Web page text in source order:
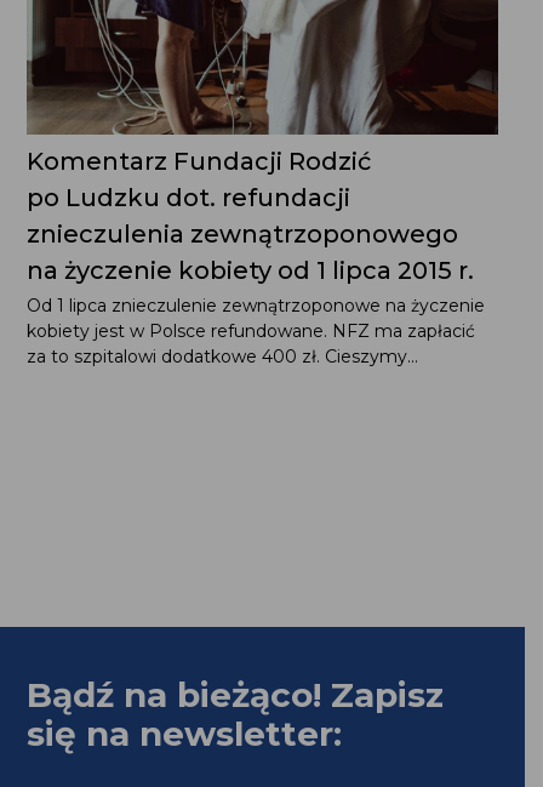
Komentarz Fundacji Rodzić
po Ludzku dot. refundacji
znieczulenia zewnątrzoponowego
na życzenie kobiety od 1 lipca 2015 r.
Od 1 lipca znieczulenie zewnątrzoponowe na życzenie
kobiety jest w Polsce refundowane. NFZ ma zapłacić
za to szpitalowi dodatkowe 400 zł. Cieszymy...
Bądź na bieżąco! Zapisz
się na newsletter: